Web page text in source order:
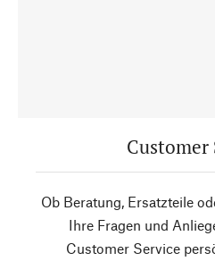
Customer
Ob Beratung, Ersatzteile
Ihre Fragen und
Customer Service